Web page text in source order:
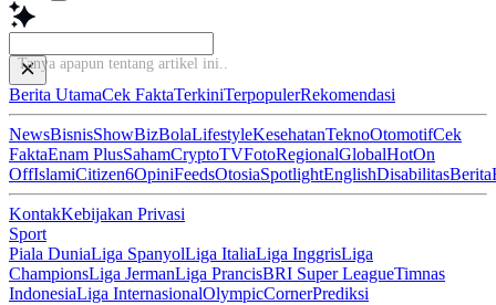
Tanya apapun tentang ar
Berita UtamaCek FaktaTerkiniTerpopulerRekomendasi
NewsBisnisShowBizBolaLifestyleKesehatanTeknoOtomotifCek
FaktaEnam PlusSahamCryptoTVFotoRegionalGlobalHotOn
OffIslamiCitizen6OpiniFeedsOtosiaSpotlightEnglishDisabilitasBerita
KontakKebijakan Privasi
Sport
Piala DuniaLiga SpanyolLiga ItaliaLiga InggrisLiga
ChampionsLiga JermanLiga PrancisBRI Super LeagueTimnas
IndonesiaLiga InternasionalOlympicCornerPrediksi